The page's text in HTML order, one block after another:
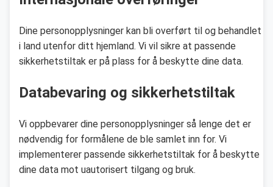
Dine personopplysninger kan bli overført til og behandlet
i land utenfor ditt hjemland. Vi vil sikre at passende
sikkerhetstiltak er på plass for å beskytte dine data.
Databevaring og sikkerhetstiltak
Vi oppbevarer dine personopplysninger så lenge det er
nødvendig for formålene de ble samlet inn for. Vi
implementerer passende sikkerhetstiltak for å beskytte
dine data mot uautorisert tilgang og bruk.